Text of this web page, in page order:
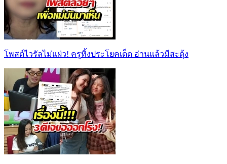
โพสต์ไวรัลไม่แผ่ว! ครูทิ้งประโยคเด็ด อ่านแล้วมีสะดุ้ง